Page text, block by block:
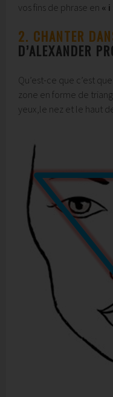
vos fins de phrase en « i
2. CHANTER
D’ALEXANDER
Qu’est-ce que c’est
zone en forme de
yeux,le nez et le haut